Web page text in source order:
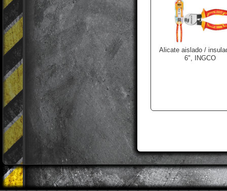
Alicate aislado /
6", INGCO